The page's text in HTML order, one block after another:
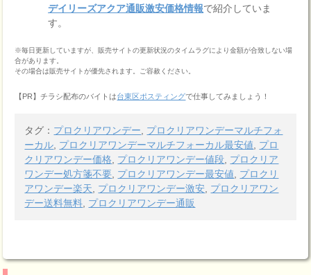
デイリーズアクア通販激安価格情報で紹介していま
す。
※毎日更新していますが、販売サイトの更新状況のタイムラグにより金額が合致しない場
合があります。
その場合は販売サイトが優先されます。ご容赦ください。
【PR】チラシ配布のバイトは台東区ポスティングで仕事してみましょう！
タグ： プロクリアワンデー
プロクリアワンデーマルチフォ
ーカル プロクリアワンデーマルチフォーカル最安値
プロ
クリアワンデー価格
プロクリアワンデー値段 プロクリア
ワンデー処方箋不要 プロクリアワンデー最安値
プロクリ
アワンデー楽天
プロクリアワンデー激安 プロクリアワン
デー送料無料 プロクリアワンデー通販